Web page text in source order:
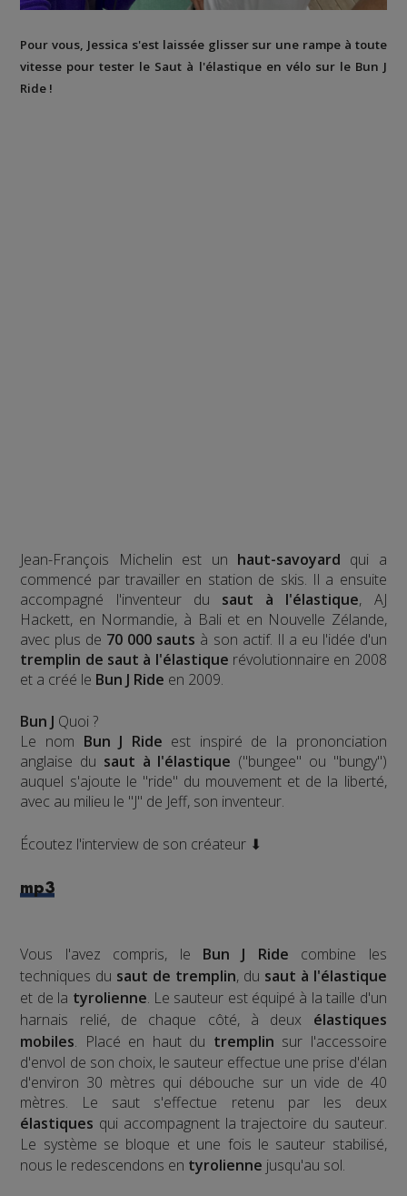
Pour vous, Jessica s'est laissée glisser sur une rampe à toute
vitesse pour tester le Saut à l'élastique en vélo sur le Bun J
Ride !
Jean-François Michelin est un haut-savoyard qui a
commencé par travailler en station de skis. Il a ensuite
accompagné l'inventeur du saut à l'élastique, AJ
Hackett, en Normandie, à Bali et en Nouvelle Zélande,
avec plus de 70 000 sauts à son actif. Il a eu l'idée d'un
tremplin de saut à l'élastique révolutionnaire en 2008
et a créé le Bun J Ride en 2009.
Bun J Quoi ?
Le nom Bun J Ride est inspiré de la prononciation
anglaise du saut à l'élastique ("bungee" ou "bungy")
auquel s'ajoute le "ride" du mouvement et de la liberté,
avec au milieu le "J" de Jeff, son inventeur.
Écoutez l'interview de son créateur ⬇
mp3
Vous l'avez compris, le Bun J Ride combine les
techniques du saut de tremplin, du saut à l'élastique
et de la tyrolienne. Le sauteur est équipé à la taille d'un
harnais relié, de chaque côté, à deux élastiques
mobiles. Placé en haut du tremplin sur l'accessoire
d'envol de son choix, le sauteur effectue une prise d'élan
d'environ 30 mètres qui débouche sur un vide de 40
mètres. Le saut s'effectue retenu par les deux
élastiques qui accompagnent la trajectoire du sauteur.
Le système se bloque et une fois le sauteur stabilisé,
nous le redescendons en tyrolienne jusqu'au sol.